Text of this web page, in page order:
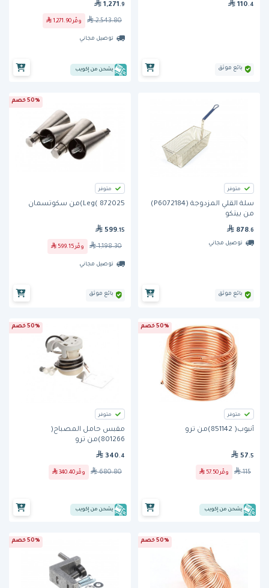
110 .4
بائع موثق
1,271 .9
2,543.80 وفّر 1,271.90
توصيل مجاني
يشحن من إكويب
متوفر
سلة القلي المزدوجة (P6072184)
من بيتكو
878.6
توصيل مجاني
بائع موثق
50% خصم
متوفر
Leg( 872025)من سكوتسمان
599.15
1,198.30 وفّر 599.15
توصيل مجاني
بائع موثق
50% خصم
متوفر
أنبوب( 851142)من ترو
57 .5
115 وفّر 57.50
يشحن من إكويب
50% خصم
متوفر
مقبس حامل المصباح(
801266)من ترو
340 .4
680.80 وفّر 340.40
يشحن من إكويب
50% خصم 50% خصم